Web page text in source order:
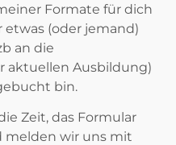
Formate für dich
etwas (oder jemand)
an die
aktuellen Ausbildung)
bin.
Zeit, das Formular
melden wir uns mit